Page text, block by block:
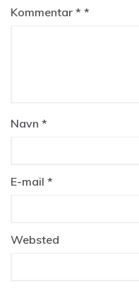
Kommentar *
Navn *
E-mail *
Websted